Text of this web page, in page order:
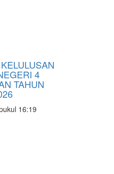
4
TAHUN
16:19